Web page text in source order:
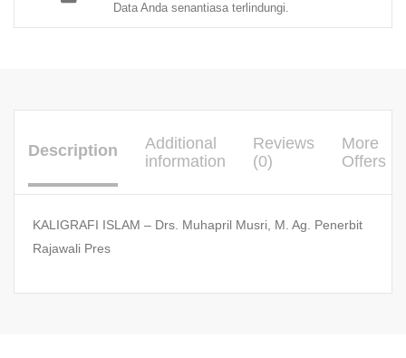
Data Anda senantiasa terlindungi.
Description
Additional
information
Reviews
(0)
More
Offers
KALIGRAFI ISLAM – Drs. Muhapril Musri, M. Ag. Penerbit
Rajawali Pres